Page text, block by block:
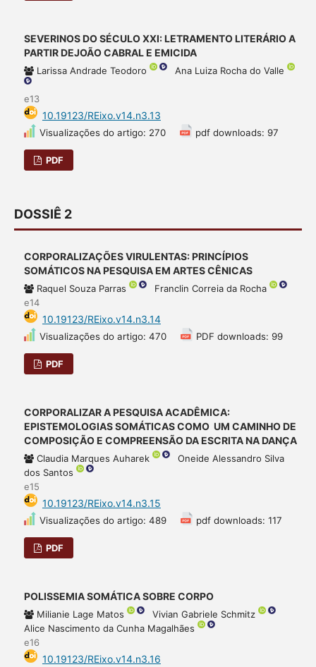
SEVERINOS DO SÉCULO XXI: LETRAMENTO LITERÁRIO A
PARTIR DEJOÃO CABRAL E EMICIDA
Larissa Andrade Teodoro Ana Luiza Rocha do Valle
e13
10.19123/REixo.v14.n3.13
Visualizações do artigo: 270 pdf downloads: 97
PDF
DOSSIÊ 2
CORPORALIZAÇÕES VIRULENTAS: PRINCÍPIOS
SOMÁTICOS NA PESQUISA EM ARTES CÊNICAS
Raquel Souza Parras
Franclin Correia da Rocha
e14
10.19123/REixo.v14.n3.14
Visualizações do artigo: 470 PDF downloads: 99
PDF
CORPORALIZAR A PESQUISA ACADÊMICA:
EPISTEMOLOGIAS SOMÁTICAS COMO UM CAMINHO DE
COMPOSIÇÃO E COMPREENSÃO DA ESCRITA NA DANÇA
Claudia Marques Auharek
Oneide Alessandro Silva
dos Santos
e15
10.19123/REixo.v14.n3.15
Visualizações do artigo: 489 pdf downloads: 117
PDF
POLISSEMIA SOMÁTICA SOBRE CORPO
Milianie Lage Matos
Vivian Gabriele Schmitz
Alice Nascimento da Cunha Magalhães
e16
10.19123/REixo.v14.n3.16